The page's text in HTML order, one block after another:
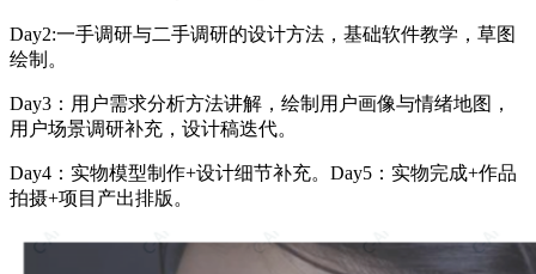
Day2:一手调研与二手调研的设计方法，基础软件教学，草图
绘制。
Day3：用户需求分析方法讲解，绘制用户画像与情绪地图，
用户场景调研补充，设计稿迭代。
Day4：实物模型制作+设计细节补充。Day5：实物完成+作品
拍摄+项目产出排版。